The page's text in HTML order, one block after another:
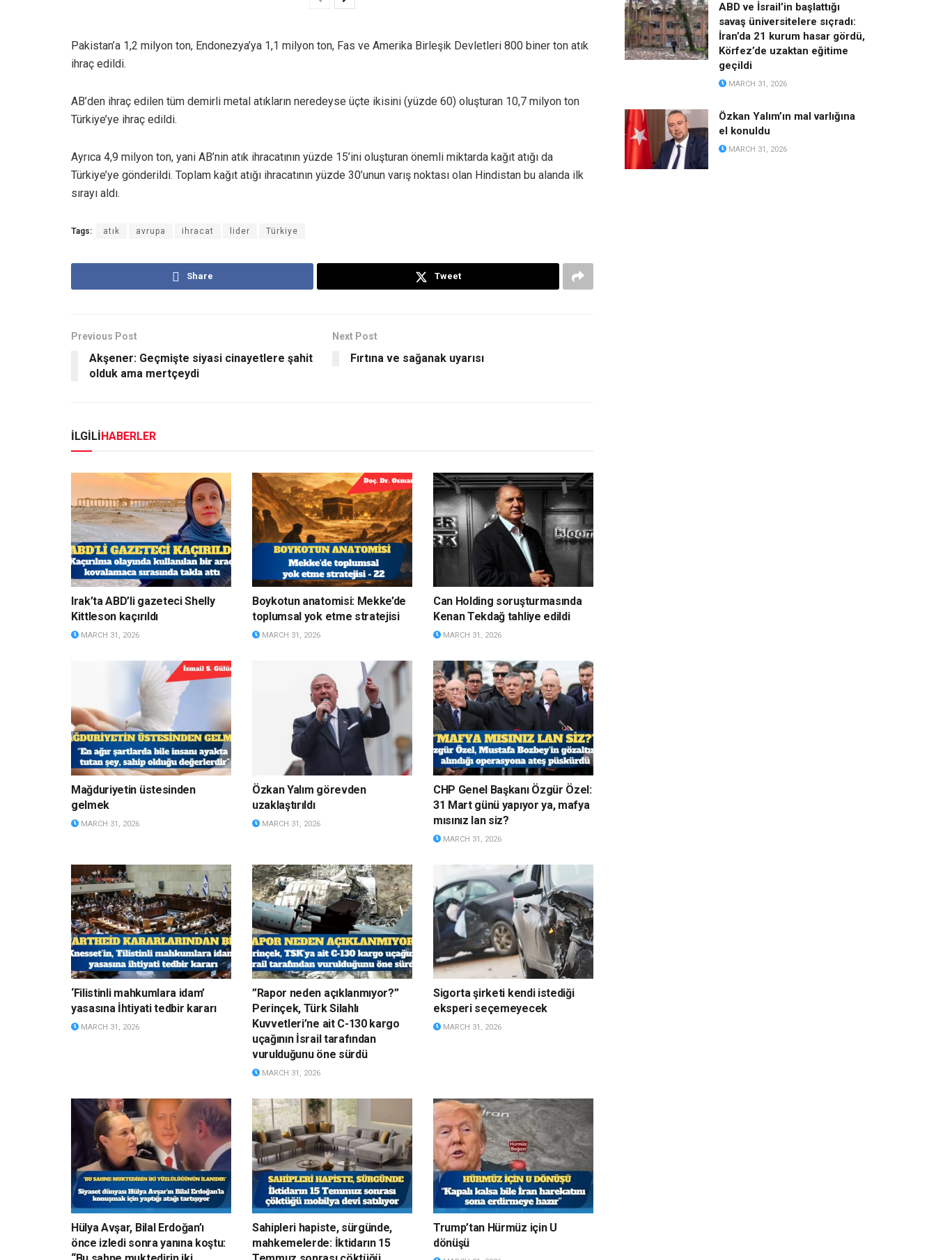
Pakistan’a 1,2 milyon ton, Endonezya’ya 1,1 milyon ton, Fas ve Amerika Birleşik Devletleri 800 biner ton atık
ihraç edildi.
AB’den ihraç edilen tüm demirli metal atıkların neredeyse üçte ikisini (yüzde 60) oluşturan 10,7 milyon ton
Türkiye’ye ihraç edildi.
Ayrıca 4,9 milyon ton, yani AB’nin atık ihracatının yüzde 15’ini oluşturan önemli miktarda kağıt atığı da
Türkiye’ye gönderildi. Toplam kağıt atığı ihracatının yüzde 30’unun varış noktası olan Hindistan bu alanda ilk
sırayı aldı.
Tags: atık avrupa ihracat lider Türkiye
Share Tweet
Previous Post
Akşener: Geçmişte siyasi cinayetlere şahit
olduk ama mertçeydi
Next Post
Fırtına ve sağanak uyarısı
İLGİLİHABERLER
Irak’ta ABD’li gazeteci Shelly
Kittleson kaçırıldı
MARCH 31, 2026
Boykotun anatomisi: Mekke’de
toplumsal yok etme stratejisi
MARCH 31, 2026
Can Holding soruşturmasında
Kenan Tekdağ tahliye edildi
MARCH 31, 2026
Mağduriyetin üstesinden
gelmek
MARCH 31, 2026
Özkan Yalım görevden
uzaklaştırıldı
MARCH 31, 2026
CHP Genel Başkanı Özgür Özel:
31 Mart günü yapıyor ya, mafya
mısınız lan siz?
MARCH 31, 2026
‘Filistinli mahkumlara idam’
yasasına İhtiyati tedbir kararı
MARCH 31, 2026
”Rapor neden açıklanmıyor?”
Perinçek, Türk Silahlı
Kuvvetleri’ne ait C-130 kargo
uçağının İsrail tarafından
vurulduğunu öne sürdü
MARCH 31, 2026
Sigorta şirketi kendi istediği
eksperi seçemeyecek
MARCH 31, 2026
Hülya Avşar, Bilal Erdoğan’ı
önce izledi sonra yanına koştu:
Sahipleri hapiste, sürgünde,
mahkemelerde: İktidarın 15
Trump’tan Hürmüz için U
dönüşü
ABD ve İsrail’in başlattığı
savaş üniversitelere sıçradı:
İran’da 21 kurum hasar gördü,
Körfez’de uzaktan eğitime
geçildi
MARCH 31, 2026
Özkan Yalım’ın mal varlığına
el konuldu
MARCH 31, 2026